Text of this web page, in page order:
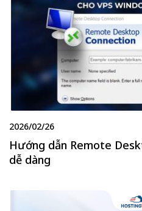
2026/02/26
Hướng dẫn Remote
dễ dàng